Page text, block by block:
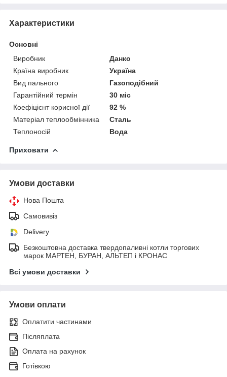
Характеристики
Основні
Виробник
Данко
Країна виробник
Україна
Вид пального
Газоподібний
Гарантійний термін
30 міс
Коефіцієнт корисної дії
92 %
Матеріал теплообмінника
Сталь
Теплоносій
Вода
Приховати
Умови доставки
Нова Пошта
Самовивіз
Delivery
Безкоштовна доставка твердопаливні котли торгових
марок МАРТЕН, БУРАН, АЛЬТЕП і КРОНАС
Всі умови доставки
Умови оплати
Оплатити частинами
Післяплата
Оплата на рахунок
Готівкою